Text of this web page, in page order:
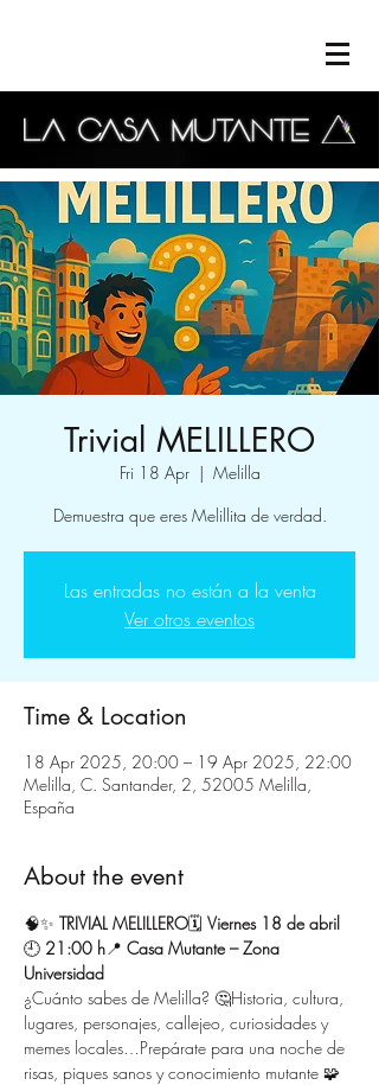
Trivial MELILLERO
Fri 18 Apr
  |
Melilla
Demuestra que eres Melillita de verdad.
Las entradas no están a la venta
Ver otros eventos
Time & Location
18 Apr 2025, 20:00 – 19 Apr 2025, 22:00
Melilla, C. Santander, 2, 52005 Melilla,
España
About the event
🧠✨ TRIVIAL MELILLERO🗓 Viernes 18 de abril
🕘 21:00 h📍 Casa Mutante – Zona
Universidad
¿Cuánto sabes de Melilla? 🤔Historia, cultura,
lugares, personajes, callejeo, curiosidades y
memes locales…Prepárate para una noche de
risas, piques sanos y conocimiento mutante 🧩